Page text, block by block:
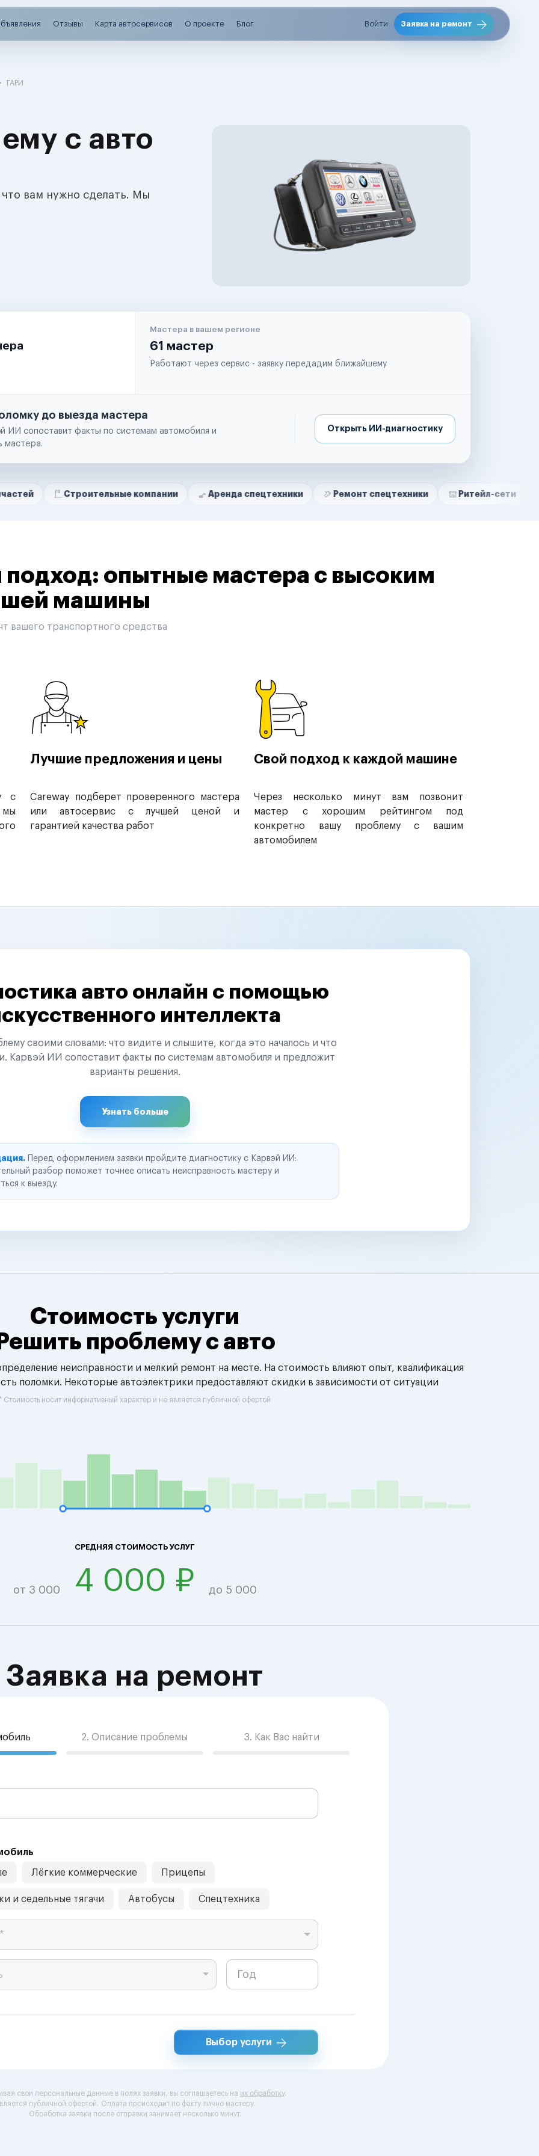
Отзывы Карта автосервисов О проекте Блог Войти Заявка на ремонт
ГАРИ
с авто
вам нужно сделать. Мы
Мастера в вашем регионе
61 мастер
Работают через сервис - заявку передадим ближайшему
до выезда мастера
ИИ сопоставит факты по системам автомобиля и
мастера.
Открыть ИИ-диагностику
Строительные компании Аренда спецтехники Ремонт спецтехники Ритейл-сети
опытные мастера с высоким
машины
вашего транспортного средства
с
мы
Лучшие предложения и цены
Careway подберет проверенного мастера
или автосервис с лучшей ценой и
гарантией качества работ
Свой подход к каждой машине
Через несколько минут вам позвонит
мастер с хорошим рейтингом под
конкретно вашу проблему с вашим
автомобилем
авто онлайн с помощью
интеллекта
своими словами: что видите и слышите, когда это началось и что
Карвэй ИИ сопоставит факты по системам автомобиля и предложит
варианты решения.
Узнать больше
Перед оформлением заявки пройдите диагностику с Карвэй ИИ:
разбор поможет точнее описать неисправность мастеру и
к выезду.
Стоимость услуги
Решить проблему с авто
неисправности и мелкий ремонт на месте. На стоимость влияют опыт, квалификация
поломки. Некоторые автоэлектрики предоставляют скидки в зависимости от ситуации
Стоимость носит информативный характер и не является публичной офертой
СРЕДНЯЯ СТОИМОСТЬ УСЛУГ
от 3 000 4 000 ₽ до 5 000
Заявка на ремонт
2. Описание проблемы 3. Как Вас найти
Лёгкие коммерческие Прицепы
и седельные тягачи Автобусы Спецтехника
Выбор услуги
свои персональные данные в полях заявки, вы соглашаетесь на их обработку.
публичной офертой. Оплата происходит по факту лично мастеру.
Обработка заявки после отправки занимает несколько минут.